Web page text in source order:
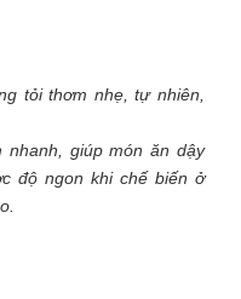
tỏi thơm nhẹ, tự nhiên,
giúp món ăn dậy
độ ngon khi chế biến ở